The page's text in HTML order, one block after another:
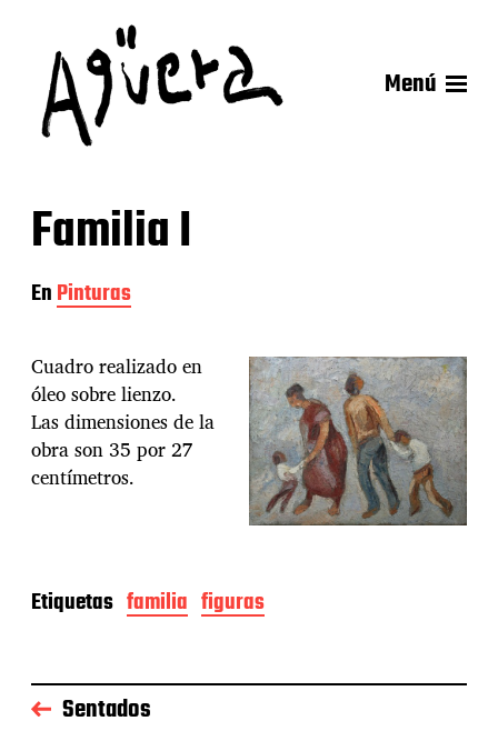
Menú
Familia I
EnPinturas
Cuadro realizado en
óleo sobre lienzo.
Las dimensiones de la
obra son 35 por 27
centímetros.
Etiquetas familia figuras
Sentados